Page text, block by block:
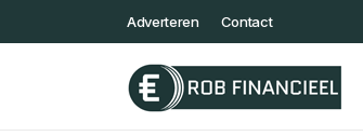
Adverteren Contact